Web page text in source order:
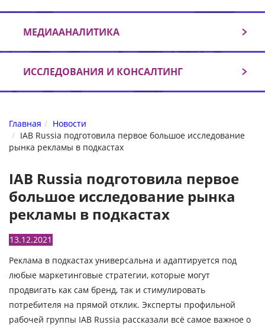
МЕДИААНАЛИТИКА
ИССЛЕДОВАНИЯ И КОНСАЛТИНГ
Главная
Новости
IAB Russia подготовила первое большое исследование
рынка рекламы в подкастах
IAB Russia подготовила первое
большое исследование рынка
рекламы в подкастах
13.12.2021
Реклама в подкастах универсальна и адаптируется под
любые маркетинговые стратегии, которые могут
продвигать как сам бренд, так и стимулировать
потребителя на прямой отклик. Эксперты профильной
рабочей группы IAB Russia рассказали всё самое важное о